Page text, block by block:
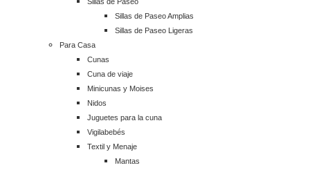
Sillas de Paseo Amplias
Sillas de Paseo Ligeras
Para Casa
Cunas
Cuna de viaje
Minicunas y Moises
Nidos
Juguetes para la cuna
Vigilabebés
Textil y Menaje
Mantas